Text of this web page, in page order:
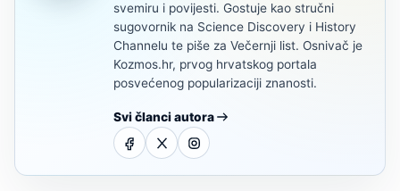
svemiru i povijesti. Gostuje kao stručni
sugovornik na Science Discovery i History
Channelu te piše za Večernji list. Osnivač je
Kozmos.hr, prvog hrvatskog portala
posvećenog popularizaciji znanosti.
Svi članci autora